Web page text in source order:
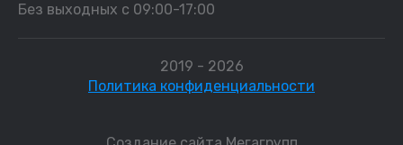
Без выходных с 09:00-17:00
2019 - 2026
Политика конфиденциальности